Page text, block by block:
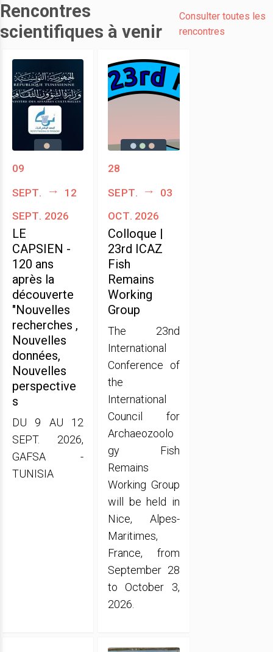
Rencontres
scientifiques à venir
Consulter toutes les
rencontres
09
sept.
12
sept. 2026
LE
CAPSIEN -
120 ans
après la
découverte
"Nouvelles
recherches ,
Nouvelles
données,
Nouvelles
perspective
s
DU 9 AU 12
SEPT. 2026,
GAFSA -
TUNISIA
28
sept.
03
oct. 2026
Colloque |
23rd ICAZ
Fish
Remains
Working
Group
The 23nd
International
Conference of
the
International
Council for
Archaeozoolo
gy Fish
Remains
Working Group
will be held in
Nice, Alpes-
Maritimes,
France, from
September 28
to October 3,
2026.